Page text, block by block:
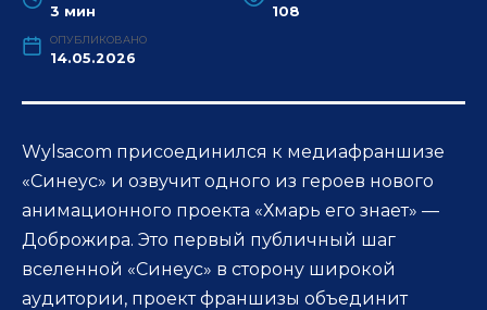
3 мин 108
ОПУБЛИКОВАНО
14.05.2026
Wylsacom присоединился к медиафраншизе
«Синеус» и озвучит одного из героев нового
анимационного проекта «Хмарь его знает» —
Доброжира. Это первый публичный шаг
вселенной «Синеус» в сторону широкой
аудитории, проект франшизы объединит